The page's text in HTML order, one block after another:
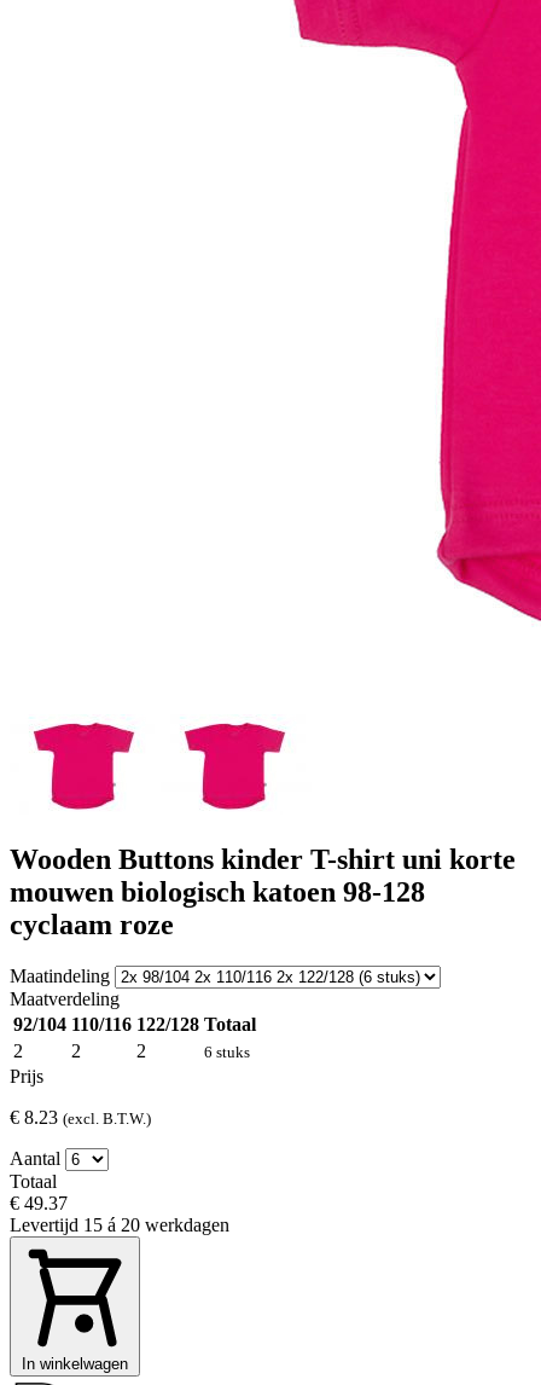
Wooden Buttons kinder T-shirt uni korte
mouwen biologisch katoen 98-128
cyclaam roze
Maatindeling
Maatverdeling
92/104 110/116 122/128 Totaal
2
2 2 6 stuks
Prijs
€ 8.23 (excl. B.T.W.)
Aantal
Totaal
€ 49.37
Levertijd 15 á 20 werkdagen
In winkelwagen